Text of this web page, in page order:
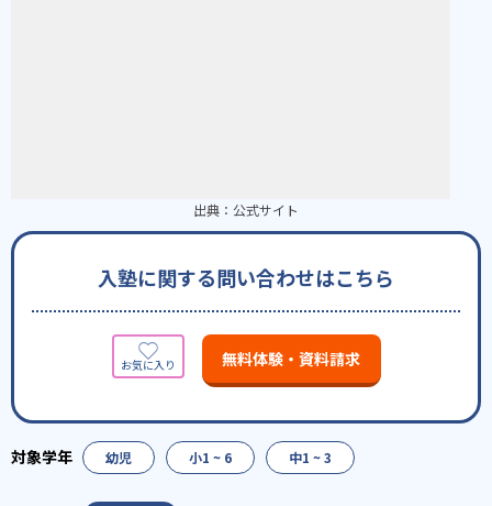
出典： 公式サイト
入塾に関する問い合わせはこちら
無料体験・資料請求
幼児 小1 ~ 6 中1 ~ 3